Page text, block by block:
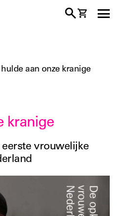
hulde aan onze kranige
kranige
vrouwelijke